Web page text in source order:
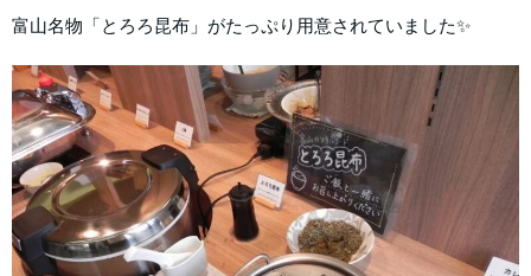
富山名物「とろろ昆布」がたっぷり用意されていました✨